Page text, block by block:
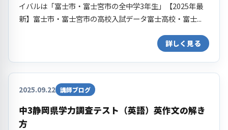
イバルは「富士市・富士宮市の全中学3年生」【2025年最
新】富士市・富士宮市の高校入試データ富士高校・富士...
詳しく見る
2025.09.22 講師ブログ
中3静岡県学力調査テスト（英語）英作文の解き
方